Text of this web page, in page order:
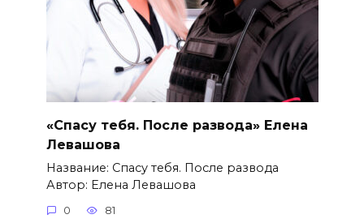
«Спасу тебя. После развода» Елена
Левашова
Название: Спасу тебя. После развода
Автор: Елена Левашова
0 81